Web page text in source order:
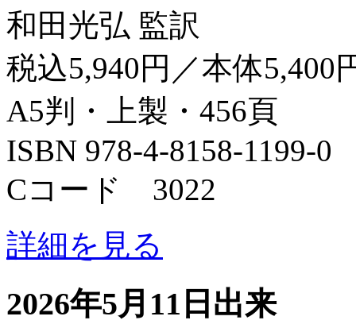
和田光弘 監訳
税込5,940円／本体5,400
A5判・上製・456頁
ISBN 978-4-8158-1199-0
Cコード 3022
詳細を見る
2026年5月11日出来